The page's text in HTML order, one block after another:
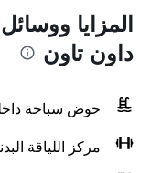
المزايا
داون تاون
حوض سباحة
مركز اللياقة